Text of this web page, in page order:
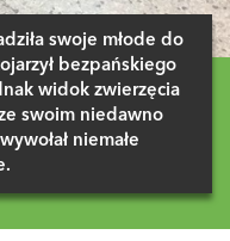
swoje młode do
bezpańskiego
widok zwierzęcia
swoim niedawno
niemałe